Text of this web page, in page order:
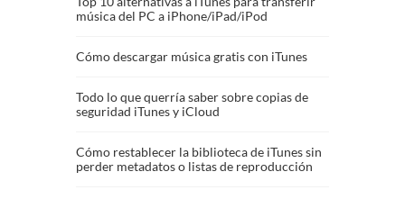
música del PC a iPhone/iPad/iPod
Cómo descargar música gratis con iTunes
Todo lo que querría saber sobre copias de
seguridad iTunes y iCloud
Cómo restablecer la biblioteca de iTunes sin
perder metadatos o listas de reproducción